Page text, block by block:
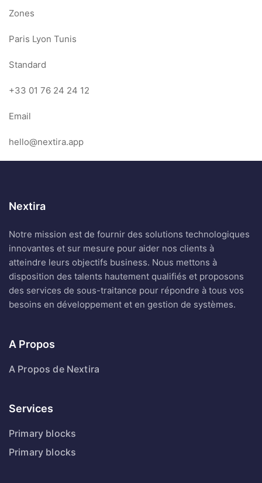
Zones
Paris Lyon Tunis
Standard
+33 01 76 24 24 12
Email
hello@nextira.app
Nextira
Notre mission est de fournir des solutions technologiques
innovantes et sur mesure pour aider nos clients à
atteindre leurs objectifs business. Nous mettons à
disposition des talents hautement qualifiés et proposons
des services de sous-traitance pour répondre à tous vos
besoins en développement et en gestion de systèmes.
A Propos
A Propos de Nextira
Services
Primary blocks
Primary blocks